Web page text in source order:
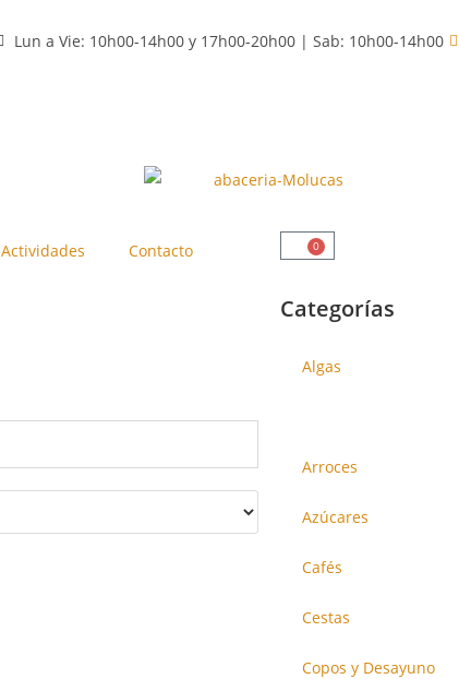
Lun a Vie: 10h00-14h00 y 17h00-20h00 | Sab: 10h00-14h00
Actividades Contacto 0
Categorías
Algas
Arroces
Azúcares
Cafés
Cestas
Copos y Desayuno